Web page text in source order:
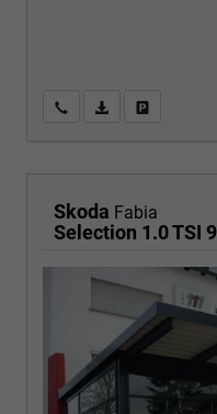
Wir rufen Sie an
PDF-
Skoda Fabia